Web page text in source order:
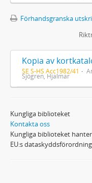
Förhandsgranska
SE S-HS Acc1982/41
Sjögren, Hjalmar
Kungliga biblioteket
Kontakta oss
Kungliga biblioteket
EU:s dataskyddsförordning